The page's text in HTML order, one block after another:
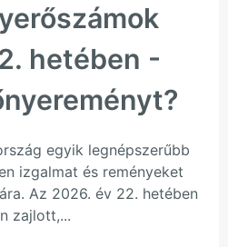
hetében -
egyik legnépszerűbb
izgalmat és reményeket
Az 2026. év 22. hetében
zajlott,...